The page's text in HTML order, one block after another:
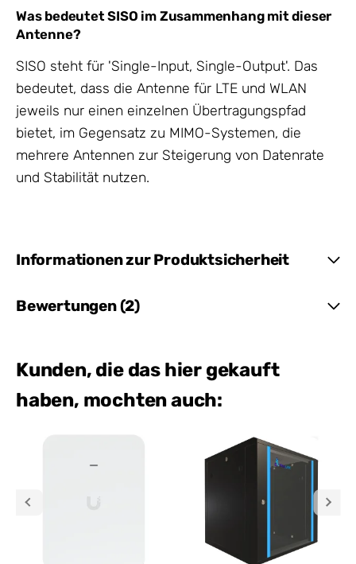
Was bedeutet SISO im Zusammenhang mit dieser
Antenne?
SISO steht für 'Single-Input, Single-Output'. Das
bedeutet, dass die Antenne für LTE und WLAN
jeweils nur einen einzelnen Übertragungspfad
bietet, im Gegensatz zu MIMO-Systemen, die
mehrere Antennen zur Steigerung von Datenrate
und Stabilität nutzen.
Informationen zur Produktsicherheit
Bewertungen (2)
Kunden, die das hier gekauft
haben, mochten auch: